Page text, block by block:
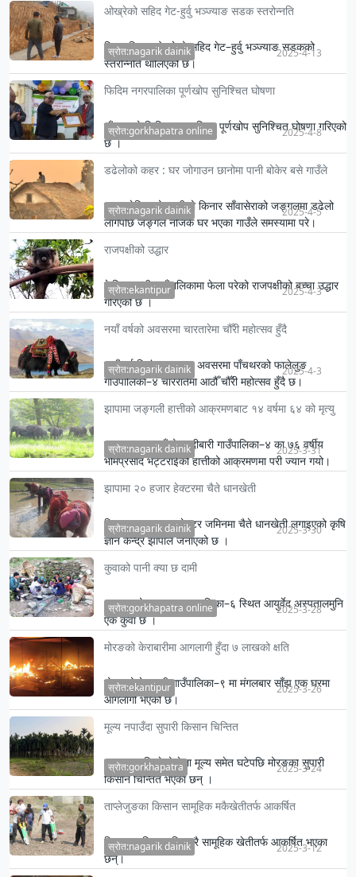
ओख्रेको सहिद गेट-हुर्वु भञ्ज्याङ सडक स्तरोन्नति
जिल्लास्थित ओख्रेको सहिद गेट–हुर्वु भञ्ज्याङ सडकको
स्तरोन्नति थालिएको छ।
स्रोत:nagarik dainik 2025-4-13
फिदिम नगरपालिका पूर्णखोप सुनिश्चित घोषणा
पाँचथरको फिदिम नगरपालिका पूर्णखोप सुनिश्चित घोषणा गरिएको
छ ।
स्रोत:gorkhapatra online 2025-4-8
डढेलोको कहर : घर जोगाउन छानोमा पानी बोकेर बसे गाउँले
बुधवारदेखि तमोर नदीको किनार साँवासेराको जङ्गलमा डढेलो
लागेपछि जङ्गल नजिकै घर भएका गाउँले समस्यामा परे।
स्रोत:nagarik dainik 2025-4-5
राजपक्षीको उद्धार
केपिलासगढी गाउँपालिकामा फेला परेको राजपक्षीको बच्चा उद्धार
गरिएको छ ।
स्रोत:ekantipur 2025-4-3
नयाँ वर्षको अवसरमा चारतारेमा चौँरी महोत्सव हुँदै
नयाँ वर्ष विसं २०८२ का अवसरमा पाँचथरको फालेलुङ
गाउँपालिका–४ चाररातेमा आठौँ चौँरी महोत्सव हुँदै छ।
स्रोत:nagarik dainik 2025-4-3
झापामा जङ्गली हात्तीको आक्रमणबाट १४ वर्षमा ६४ को मृत्यु
गत फागुनमा यहाँको हल्दीबारी गाउँपालिका–४ का ७६ वर्षीय
भीमप्रसाद भट्टराईको हात्तीको आक्रमणमा परी ज्यान गयो।
स्रोत:nagarik dainik 2025-3-31
झापामा २० हजार हेक्टरमा चैते धानखेती
जिल्लामा २० हजार हेक्टर जमिनमा चैते धानखेती लगाइएको कृषि
ज्ञान केन्द्र झापाले जनाएको छ ।
स्रोत:nagarik dainik 2025-3-30
कुवाको पानी क्या छ दामी
धनकुटाको धनकुटा नगरपालिका–६ स्थित आयुर्वेद अस्पतालमुनि
एक कुवा छ ।
स्रोत:gorkhapatra online 2025-3-28
मोरङको केराबारीमा आगलागी हुँदा ७ लाखको क्षति
मोरङको केराबारी गाउँपालिका–९ मा मंगलबार साँझ एक घरमा
आगलागी भएको छ।
स्रोत:ekantipur 2025-3-26
मूल्य नपाउँदा सुपारी किसान चिन्तित
उत्पादन घटिरहेको बेला मूल्य समेत घटेपछि मोरङका सुपारी
किसान चिन्तित भएका छन् ।
स्रोत:gorkhapatra 2025-3-24
ताप्लेजुङका किसान सामूहिक मकैखेतीतर्फ आकर्षित
जिल्लाका किसान बिस्तारै सामूहिक खेतीतर्फ आकर्षित भएका
छन्।
स्रोत:nagarik dainik 2025-3-12